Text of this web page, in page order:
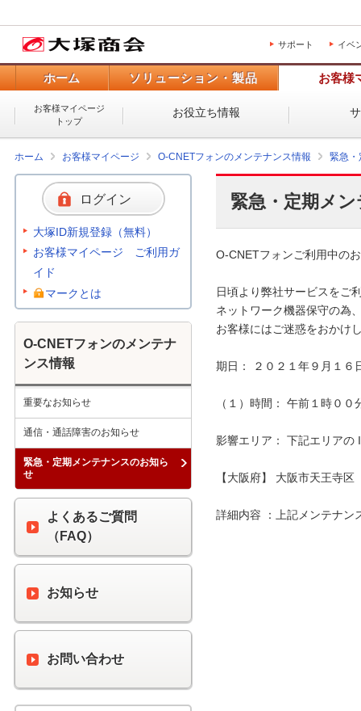
サポート イベ
ホーム ソリューション・製品 お客様
お客様マイページ
トップ
お役立ち情報
ホーム お客様マイページ O-CNETフォンのメンテナンス情報 緊急・
緊急・定期メ
O-CNETフォンご利用中の
日頃より弊社サービスをご
ネットワーク機器保守の為
お客様にはご迷惑をおかけ
期日： ２０２１年９月１６
（１）時間： 午前１時０
影響エリア： 下記エリアの
【大阪府】 大阪市天王寺区
詳細内容 ：上記メンテナン
ログイン
大塚ID新規登録（無料）
お客様マイページ ご利用ガ
イド
マークとは
O-CNETフォンのメンテナ
ンス情報
重要なお知らせ
通信・通話障害のお知らせ
緊急・定期メンテナンスのお知ら
せ
よくあるご質問
（FAQ）
お知らせ
お問い合わせ